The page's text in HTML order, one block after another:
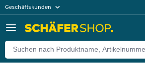
Geschäftskunden